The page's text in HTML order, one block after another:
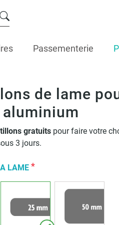
Passementerie
de lame
gratuitspour faire votre
3 jours.
LAME *